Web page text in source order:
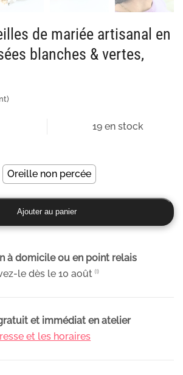
de mariée artisanal en
blanches & vertes,
5 basé sur
19 en stock
Oreille non percée
Ajouter au panier
à domicile ou en point relais
le dès le10 août ⁽¹⁾
et immédiat en atelier
et les horaires